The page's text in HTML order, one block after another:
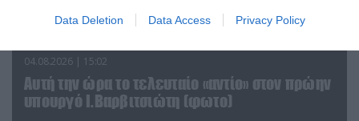
Data Deletion Data Access Privacy Policy
04.08.2026 | 15:02
Αυτή την ώρα το τελευταίο «αντίο» στον πρώην
υπουργό Ι.Βαρβιτσιώτη (φωτο)